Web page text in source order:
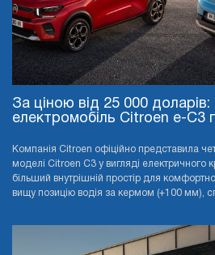
За ціною від 25 000
електромобіль Citroen e-C3
Компанія Citroen офіційно представила
моделі Citroen C3 у вигляді електричного
більший внутрішній простір для
вищу позицію водія за кермом (+100 мм),